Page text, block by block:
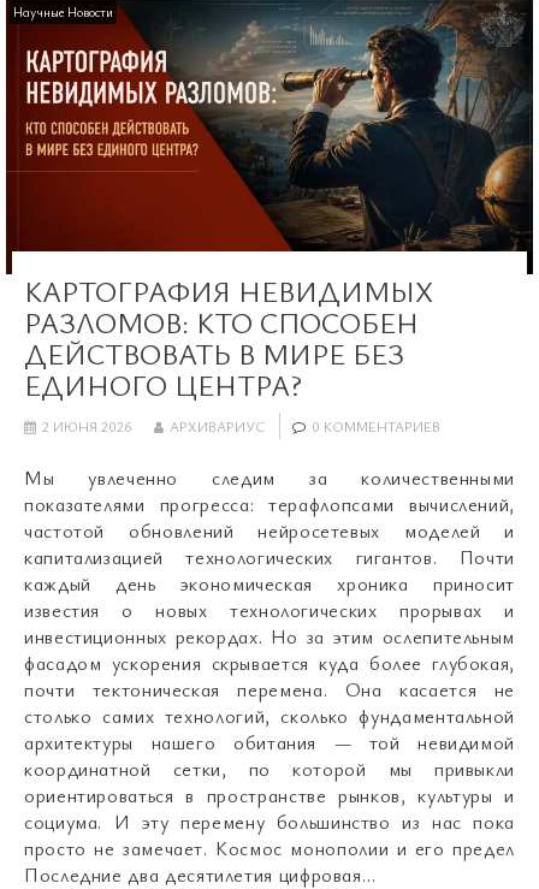
Научные Новости
КАРТОГРАФИЯ НЕВИДИМЫХ
РАЗЛОМОВ: КТО СПОСОБЕН
ДЕЙСТВОВАТЬ В МИРЕ БЕЗ
ЕДИНОГО ЦЕНТРА?
2 ИЮНЯ 2026 АРХИВАРИУС 0 КОММЕНТАРИЕВ
Мы увлеченно следим за количественными
показателями прогресса: терафлопсами вычислений,
частотой обновлений нейросетевых моделей и
капитализацией технологических гигантов. Почти
каждый день экономическая хроника приносит
известия о новых технологических прорывах и
инвестиционных рекордах. Но за этим ослепительным
фасадом ускорения скрывается куда более глубокая,
почти тектоническая перемена. Она касается не
столько самих технологий, сколько фундаментальной
архитектуры нашего обитания — той невидимой
координатной сетки, по которой мы привыкли
ориентироваться в пространстве рынков, культуры и
социума. И эту перемену большинство из нас пока
просто не замечает. Космос монополии и его предел
Последние два десятилетия цифровая…